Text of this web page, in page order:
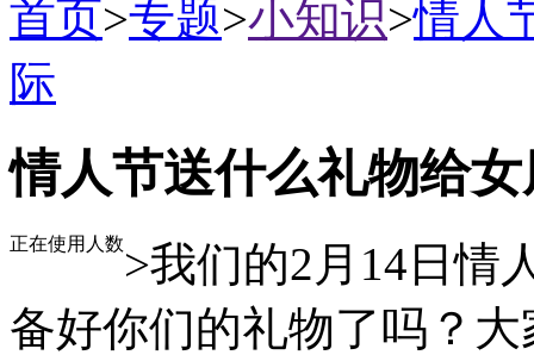
首页>专题>小知识>情人
际
情人节送什么礼物给
正在使用人数>我们的2月14日情
备好你们的礼物了吗？